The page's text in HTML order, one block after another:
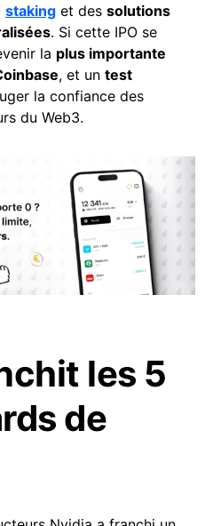
staking et des solutions
. Si cette IPO se
la plus importante
, et un test
la confiance des
du Web3.
les 5
de